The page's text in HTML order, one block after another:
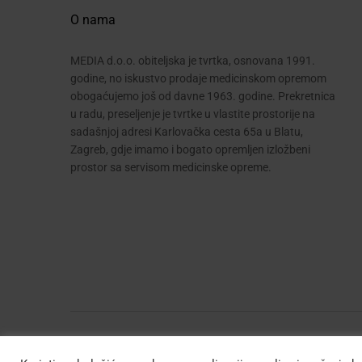
O nama
MEDIA d.o.o. obiteljska je tvrtka, osnovana 1991.
godine, no iskustvo prodaje medicinskom opremom
obogaćujemo još od davne 1963. godine. Prekretnica
u radu, preseljenje je tvrtke u vlastite prostorije na
sadašnjoj adresi Karlovačka cesta 65a u Blatu,
Zagreb, gdje imamo i bogato opremljen izložbeni
prostor sa servisom medicinske opreme.